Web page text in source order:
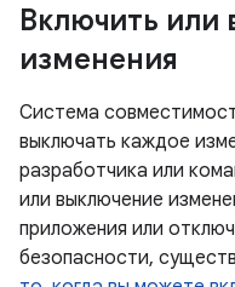
Включить или
изменения
Система
выключать каждое
разработчика или
или выключение
приложения или
безопасности,